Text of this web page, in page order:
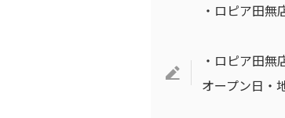
・ロピア田無
・ロピア田
オープン日・